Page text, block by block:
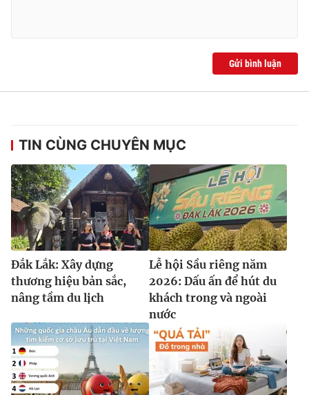
® Cấm sao chép dưới mọi hình thức nếu không có sự chấp
thuận bằng văn bản. Ghi rõ nguồn VTV.vn khi phát hành lại
thông tin từ website này.
Gửi bình luận
TIN CÙNG CHUYÊN MỤC
Đắk Lắk: Xây dựng
thương hiệu bản sắc,
nâng tầm du lịch
Lễ hội Sầu riêng năm
2026: Dấu ấn để hút du
khách trong và ngoài
nước